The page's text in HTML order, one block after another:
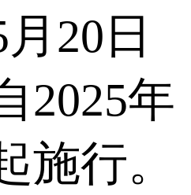
20日
2025年
施行。